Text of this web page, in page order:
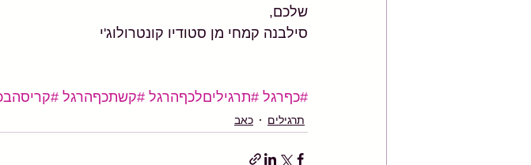
שלכם,
סילבנה קמחי מן סטודיו קונטרולוג'י
#כףרגל #תרגיליםלכףהרגל #קשתכףהרגל
תרגילים כאב